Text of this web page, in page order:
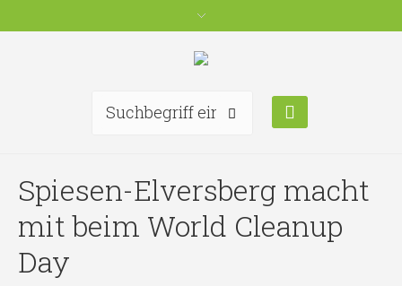
Spiesen-Elversberg macht
mit beim World Cleanup
Day